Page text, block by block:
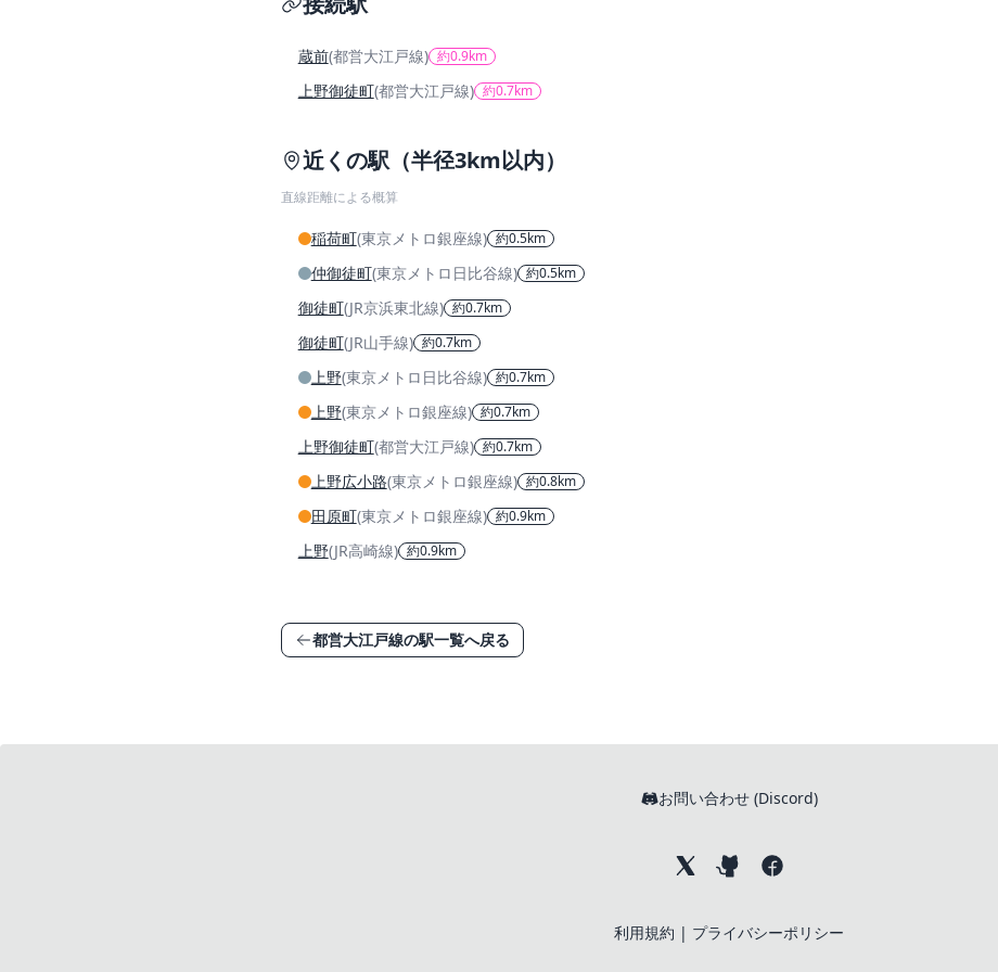
蔵前(都営大江戸線) 約0.9km
上野御徒町(都営大江戸線) 約0.7km
近くの駅（半径3km以内）
直線距離による概算
稲荷町(東京メトロ銀座線) 約0.5km
仲御徒町(東京メトロ日比谷線) 約0.5km
御徒町(JR京浜東北線) 約0.7km
御徒町(JR山手線) 約0.7km
上野(東京メトロ日比谷線) 約0.7km
上野(東京メトロ銀座線) 約0.7km
上野御徒町(都営大江戸線) 約0.7km
上野広小路(東京メトロ銀座線) 約0.8km
田原町(東京メトロ銀座線) 約0.9km
上野(JR高崎線) 約0.9km
都営大江戸線の駅一覧へ戻る
お問い合わせ (Discord)
利用規約 | プライバシーポリシー